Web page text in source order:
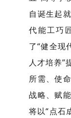
自诞生起
代能工巧
了“健全现
人才培养”
所需、使
战略、赋
将以“点石